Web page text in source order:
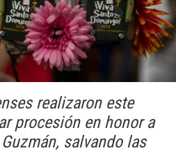
realizaron este
procesión en honor a
salvando las